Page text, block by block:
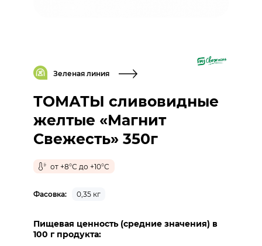
Зеленая линия
ТОМАТЫ сливовидные
желтые «Магнит
Свежесть» 350г
от +8°С до +10°С
Фасовка: 0,35 кг
Пищевая ценность (средние значения) в
100 г продукта: